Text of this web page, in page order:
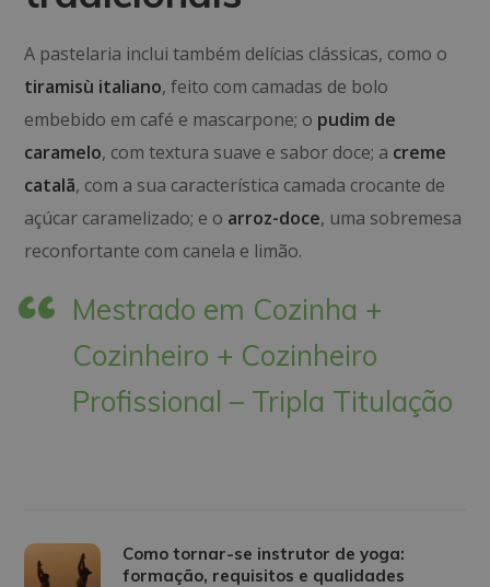
A pastelaria inclui também delícias clássicas, como o
tiramisù italiano, feito com camadas de bolo
embebido em café e mascarpone; o pudim de
caramelo, com textura suave e sabor doce; a creme
catalã, com a sua característica camada crocante de
açúcar caramelizado; e o arroz-doce, uma sobremesa
reconfortante com canela e limão.
Mestrado em Cozinha +
Cozinheiro + Cozinheiro
Profissional – Tripla Titulação
Como tornar-se instrutor de yoga:
formação, requisitos e qualidades